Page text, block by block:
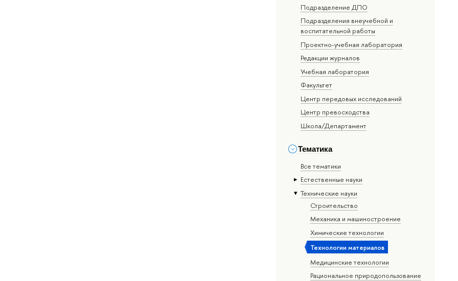
Подразделение ДПО
Подразделения внеучебной и
воспитательной работы
Проектно-учебная лаборатория
Редакции журналов
Учебная лаборатория
Факультет
Центр передовых исследований
Центр превосходства
Школа/Департамент
Тематика
Все тематики
Естественные науки
Тех­ничес­кие науки
Строительство
Механика и машиностроение
Химические технологии
Технологии материалов
Медицинские технологии
Рациональное природопользование